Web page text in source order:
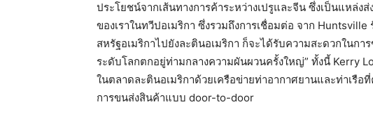
ประโยชน์จากเส้นทางการค้าระหว่างเปรูและจีน ซึ่งเป็นแหล่
ของเราในทวีปอเมริกา ซึ่งรวมถึงการเชื่อมต่อ จาก
สหรัฐอเมริกาไปยังละตินอเมริกา ก็จะได้รับความสะดวกในก
ระดับโลกตกอยู่ท่ามกลางความผันผวนครั้งใหญ่” ทั้งนี้ Kerry
ในตลาดละตินอเมริกาด้วยเครือข่ายท่าอากาศยานและท่าเ
การขนส่งสินค้าแบบ door-to-door